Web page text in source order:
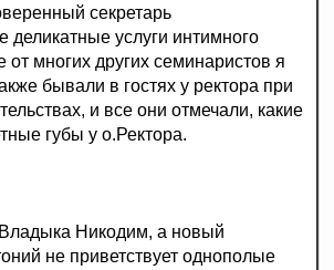
секретарь
деликатные услуги интимного
от многих других семинаристов я
бывали в гостях у ректора при
и все они отмечали, какие
губы у о.Ректора.
Никодим, а новый
не приветствует однополые